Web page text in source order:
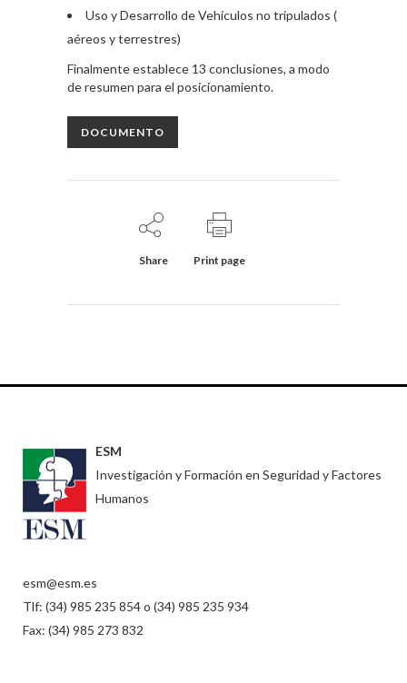
Uso y Desarrollo de Vehículos no tripulados (
aéreos y terrestres)
Finalmente establece 13 conclusiones, a modo
de resumen para el posicionamiento.
DOCUMENTO
Share Print page
ESM
Investigación y Formación en Seguridad y Factores
Humanos
esm@esm.es
Tlf: (34) 985 235 854 o (34) 985 235 934
Fax: (34) 985 273 832